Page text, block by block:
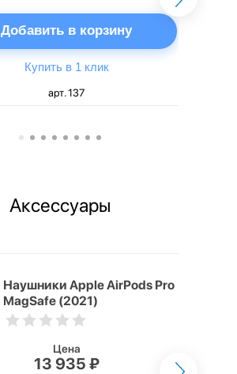
Добавить в корзину
Купить в 1 клик
арт. 137
Аксессуары
Наушники Apple AirPods Pro
MagSafe (2021)
Цена
13 935 ₽